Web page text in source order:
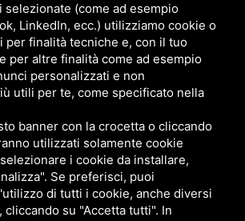
selezionate (come ad esempio
LinkedIn, ecc.) utilizziamo cookie o
per finalità tecniche e, con il tuo
per altre finalità come ad esempio
personalizzati e non
utili per te, come specificato nella
banner con la crocetta o cliccando
utilizzati solamente cookie
i cookie da installare,
Se preferisci, puoi
di tutti i cookie, anche diversi
su "Accetta tutti". In